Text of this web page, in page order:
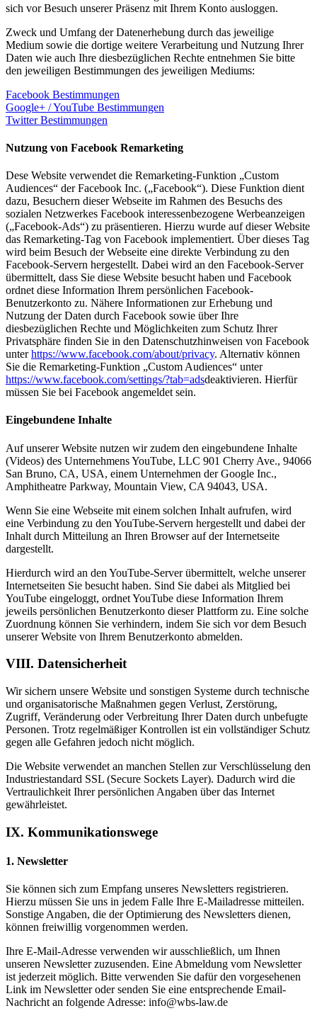
sich vor Besuch unserer Präsenz mit Ihrem Konto ausloggen.
Zweck und Umfang der Datenerhebung durch das jeweilige
Medium sowie die dortige weitere Verarbeitung und Nutzung Ihrer
Daten wie auch Ihre diesbezüglichen Rechte entnehmen Sie bitte
den jeweiligen Bestimmungen des jeweiligen Mediums:
Facebook Bestimmungen
Google+ / YouTube Bestimmungen
Twitter Bestimmungen
Nutzung von Facebook Remarketing
Dese Website verwendet die Remarketing-Funktion „Custom
Audiences“ der Facebook Inc. („Facebook“). Diese Funktion dient
dazu, Besuchern dieser Webseite im Rahmen des Besuchs des
sozialen Netzwerkes Facebook interessenbezogene Werbeanzeigen
(„Facebook-Ads“) zu präsentieren. Hierzu wurde auf dieser Website
das Remarketing-Tag von Facebook implementiert. Über dieses Tag
wird beim Besuch der Webseite eine direkte Verbindung zu den
Facebook-Servern hergestellt. Dabei wird an den Facebook-Server
übermittelt, dass Sie diese Website besucht haben und Facebook
ordnet diese Information Ihrem persönlichen Facebook-
Benutzerkonto zu. Nähere Informationen zur Erhebung und
Nutzung der Daten durch Facebook sowie über Ihre
diesbezüglichen Rechte und Möglichkeiten zum Schutz Ihrer
Privatsphäre finden Sie in den Datenschutzhinweisen von Facebook
unterhttps://www.facebook.com/about/privacy. Alternativ können
Sie die Remarketing-Funktion „Custom Audiences“ unter
https://www.facebook.com/settings/?tab=adsdeaktivieren. Hierfür
müssen Sie bei Facebook angemeldet sein.
Eingebundene Inhalte
Auf unserer Website nutzen wir zudem den eingebundene Inhalte
(Videos) des Unternehmens YouTube, LLC 901 Cherry Ave., 94066
San Bruno, CA, USA, einem Unternehmen der Google Inc.,
Amphitheatre Parkway, Mountain View, CA 94043, USA.
Wenn Sie eine Webseite mit einem solchen Inhalt aufrufen, wird
eine Verbindung zu den YouTube-Servern hergestellt und dabei der
Inhalt durch Mitteilung an Ihren Browser auf der Internetseite
dargestellt.
Hierdurch wird an den YouTube-Server übermittelt, welche unserer
Internetseiten Sie besucht haben. Sind Sie dabei als Mitglied bei
YouTube eingeloggt, ordnet YouTube diese Information Ihrem
jeweils persönlichen Benutzerkonto dieser Plattform zu. Eine solche
Zuordnung können Sie verhindern, indem Sie sich vor dem Besuch
unserer Website von Ihrem Benutzerkonto abmelden.
VIII. Datensicherheit
Wir sichern unsere Website und sonstigen Systeme durch technische
und organisatorische Maßnahmen gegen Verlust, Zerstörung,
Zugriff, Veränderung oder Verbreitung Ihrer Daten durch unbefugte
Personen. Trotz regelmäßiger Kontrollen ist ein vollständiger Schutz
gegen alle Gefahren jedoch nicht möglich.
Die Website verwendet an manchen Stellen zur Verschlüsselung den
Industriestandard SSL (Secure Sockets Layer). Dadurch wird die
Vertraulichkeit Ihrer persönlichen Angaben über das Internet
gewährleistet.
IX. Kommunikationswege
1. Newsletter
Sie können sich zum Empfang unseres Newsletters registrieren.
Hierzu müssen Sie uns in jedem Falle Ihre E-Mailadresse mitteilen.
Sonstige Angaben, die der Optimierung des Newsletters dienen,
können freiwillig vorgenommen werden.
Ihre E-Mail-Adresse verwenden wir ausschließlich, um Ihnen
unseren Newsletter zuzusenden. Eine Abmeldung vom Newsletter
ist jederzeit möglich. Bitte verwenden Sie dafür den vorgesehenen
Link im Newsletter oder senden Sie eine entsprechende Email-
Nachricht an folgende Adresse: info@wbs-law.de